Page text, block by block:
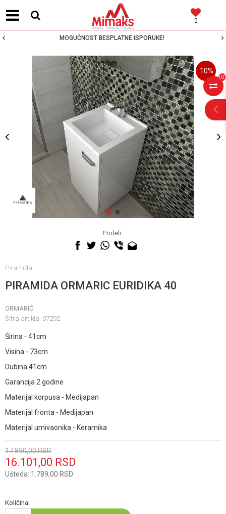
0
MOGUĆNOST BESPLATNE ISPORUKE!
(0)
1 2
10%
Podeli
Piramida
PIRAMIDA ORMARIC EURIDIKA 40
ORMARIĆ
Šifra artikla: 07292
Širina - 41cm
Visina - 73cm
Dubina 41cm
Garancija 2 godine
Materijal korpusa - Medijapan
Materijal fronta - Medijapan
Materijal umivaonika - Keramika
17.890,00RSD
16.101,00 RSD
Ušteda: 1.789,00 RSD
Količina:
POMOĆ PRI
KUPOVINI
Za više informacija,
pomoć i porudžbine